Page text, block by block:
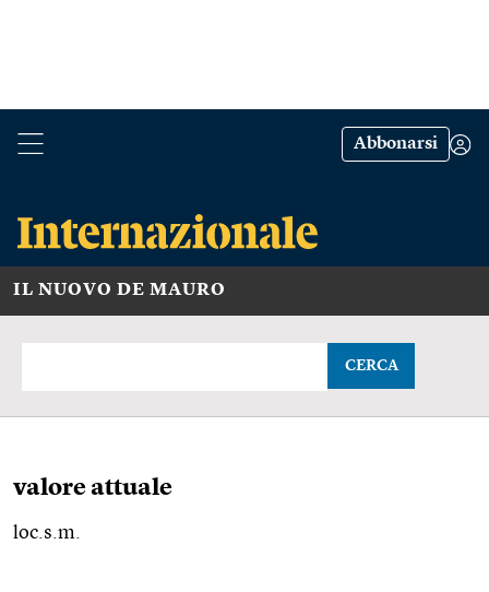
Abbonarsi
IL NUOVO DE MAURO
CERCA
valore attuale
loc.s.m.